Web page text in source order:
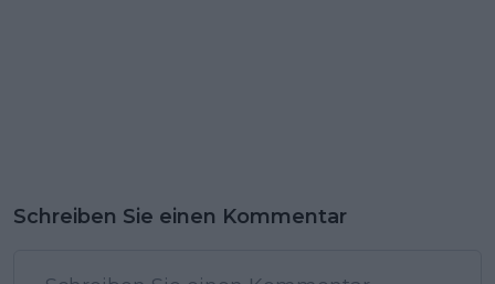
Schreiben Sie einen Kommentar